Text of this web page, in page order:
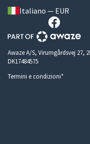
Italiano — EUR
Awaze A/S, Virumgårdsvej 27,
DK17484575
Termini e condizioni*